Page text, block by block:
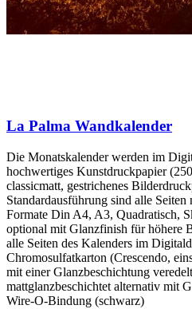
La Palma Wandkalender
Die Monatskalender werden im
hochwertiges Kunstdruckpapier
classicmatt, gestrichenes
Standardausführung sind alle
Formate Din A4, A3, Quadratisch,
optional mit Glanzfinish für höhere
alle Seiten des Kalenders im
Chromosulfatkarton (Crescendo,
mit einer Glanzbeschichtung
mattglanzbeschichtet alternativ mit
Wire-O-Bindung (schwarz)